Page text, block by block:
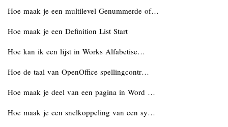
Hoe maak je een multilevel Genummerde of…
Hoe maak je een Definition List Start
Hoe kan ik een lijst in Works Alfabetise…
Hoe de taal van OpenOffice spellingcontr…
Hoe maak je deel van een pagina in Word …
Hoe maak je een snelkoppeling van een sy…